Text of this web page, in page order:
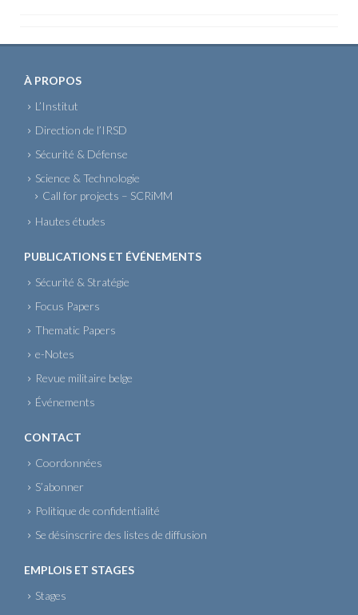
À PROPOS
L’Institut
Direction de l’IRSD
Sécurité & Défense
Science & Technologie
Call for projects – SCRiMM
Hautes études
PUBLICATIONS ET ÉVÉNEMENTS
Sécurité & Stratégie
Focus Papers
Thematic Papers
e-Notes
Revue militaire belge
Événements
CONTACT
Coordonnées
S’abonner
Politique de confidentialité
Se désinscrire des listes de diffusion
EMPLOIS ET STAGES
Stages